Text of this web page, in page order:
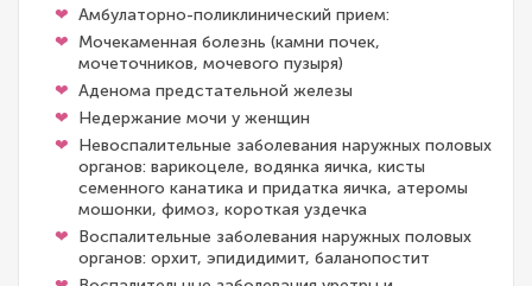
Амбулаторно-поликлинический прием:
Мочекаменная болезнь (камни почек,
мочеточников, мочевого пузыря)
Аденома предстательной железы
Недержание мочи у женщин
Невоспалительные заболевания наружных половых
органов: варикоцеле, водянка яичка, кисты
семенного канатика и придатка яичка, атеромы
мошонки, фимоз, короткая уздечка
Воспалительные заболевания наружных половых
органов: орхит, эпидидимит, баланопостит